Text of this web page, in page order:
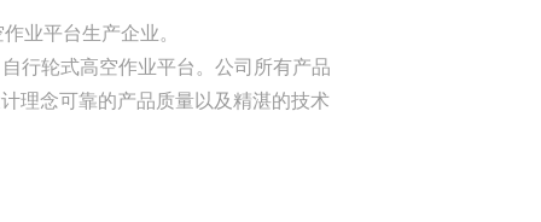
业平台生产企业。
行轮式高空作业平台。公司所有产品
理念可靠的产品质量以及精湛的技术